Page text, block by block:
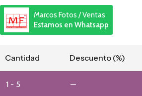
Marcos Fotos / Ventas
Estamos en Whatsapp
Cantidad Descuento (%)
1 - 5 —